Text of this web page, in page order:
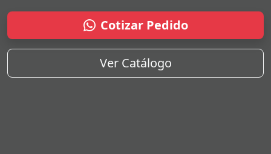
Cotizar Pedido
Ver Catálogo